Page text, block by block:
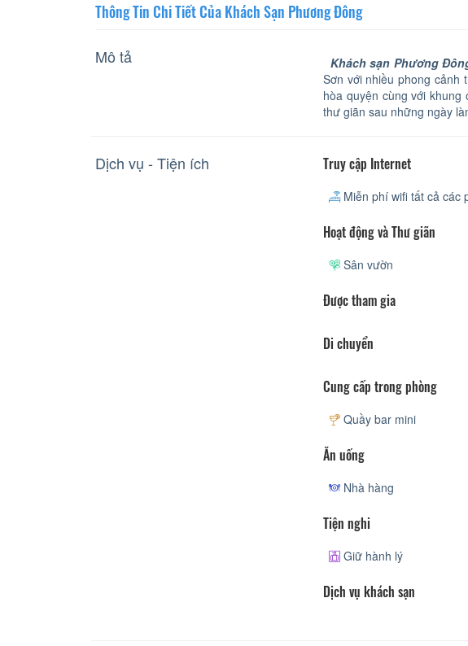
Thông Tin Chi Tiết Của Khách Sạn Phương Đông
Mô tả Khách sạn Phương
Sơn với nhiều phong cảnh
hòa quyện cùng với
thư giãn sau những ngày
Dịch vụ - Tiện ích Truy cập Internet
Miễn phí wifi tất cả các
Hoạt động và Thư giãn
Sân vườn
Được tham gia
Di chuyển
Cung cấp trong phòng
Quầy bar mini
Ăn uống
Nhà hàng
Tiện nghi
Giữ hành lý
Dịch vụ khách sạn